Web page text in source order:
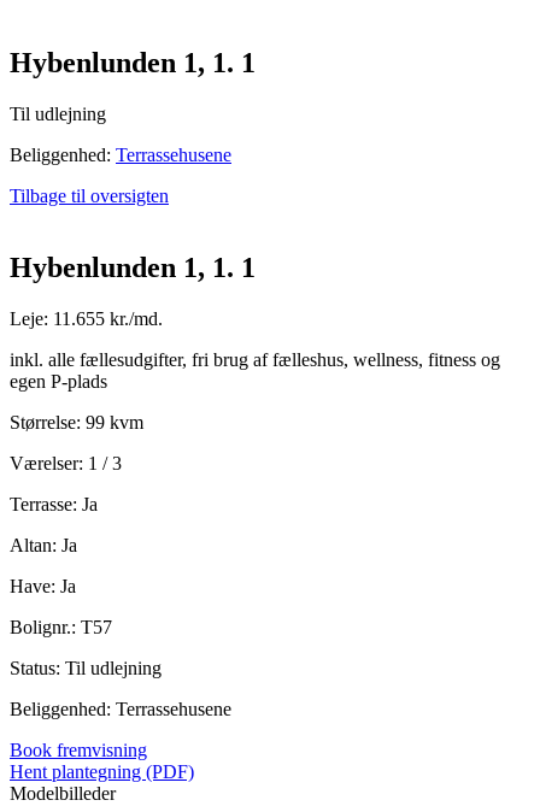
Hybenlunden 1, 1. 1
Til udlejning
Beliggenhed: Terrassehusene
Tilbage til oversigten
Hybenlunden 1, 1. 1
Leje: 11.655 kr./md.
inkl. alle fællesudgifter, fri brug af fælleshus, wellness, fitness og
egen P-plads
Størrelse: 99 kvm
Værelser: 1 / 3
Terrasse: Ja
Altan: Ja
Have: Ja
Bolignr.: T57
Status: Til udlejning
Beliggenhed: Terrassehusene
Book fremvisning
Hent plantegning (PDF)
Modelbilleder